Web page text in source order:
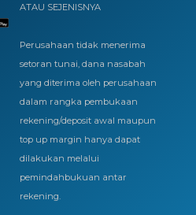
ATAU SEJENISNYA
Perusahaan tidak menerima
setoran tunai, dana nasabah
yang diterima oleh perusahaan
dalam rangka pembukaan
rekening/deposit awal maupun
top up margin hanya dapat
dilakukan melalui
pemindahbukuan antar
rekening.